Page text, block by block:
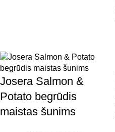
Josera Salmon &
Potato begrūdis
maistas šunims